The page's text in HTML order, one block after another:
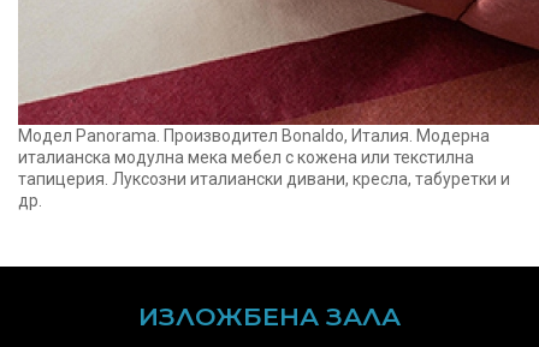
Модел Panorama. Производител Bonaldo, Италия. Модерна
италианска модулна мека мебел с кожена или текстилна
тапицерия. Луксозни италиански дивани, кресла, табуретки и
др.
ИЗЛОЖБЕНА ЗАЛА